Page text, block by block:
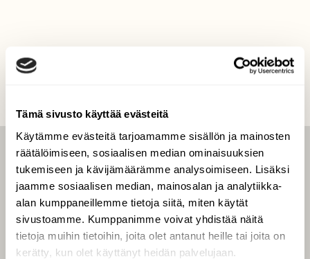
Tämä sivusto käyttää evästeitä
Käytämme evästeitä tarjoamamme sisällön ja mainosten
räätälöimiseen, sosiaalisen median ominaisuuksien
tukemiseen ja kävijämäärämme analysoimiseen. Lisäksi
jaamme sosiaalisen median, mainosalan ja analytiikka-
alan kumppaneillemme tietoja siitä, miten käytät
sivustoamme. Kumppanimme voivat yhdistää näitä
tietoja muihin tietoihin, joita olet antanut heille tai joita on
kerätty, kun olet käyttänyt heidän palvelujaan.
Uusin lehti
Tilaa Suomen Luonto
Tilaa digilukuoikeus
Äänestä parasta juttua